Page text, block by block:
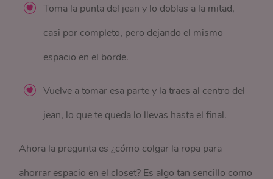
Toma la punta del jean y lo doblas a la mitad,
casi por completo, pero dejando el mismo
espacio en el borde.
Vuelve a tomar esa parte y la traes al centro del
jean, lo que te queda lo llevas hasta el final.
Ahora la pregunta es ¿cómo colgar la ropa para
ahorrar espacio en el closet? Es algo tan sencillo como